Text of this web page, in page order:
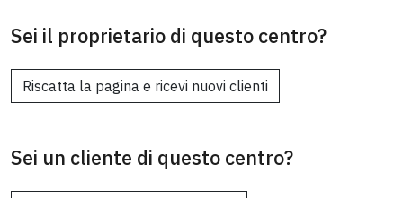
Sei il proprietario di questo centro?
Riscatta la pagina e ricevi nuovi clienti
Sei un cliente di questo centro?